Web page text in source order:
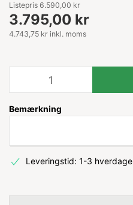
Listepris 6.590,00 kr
3.795,00 kr
4.743,75 kr inkl. moms
Bemærkning
Leveringstid: 1-3 hverdage